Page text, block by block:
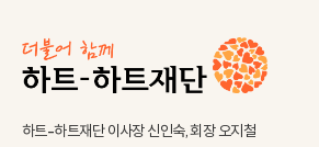
하트-하트재단 이사장 신인숙, 회장 오지철